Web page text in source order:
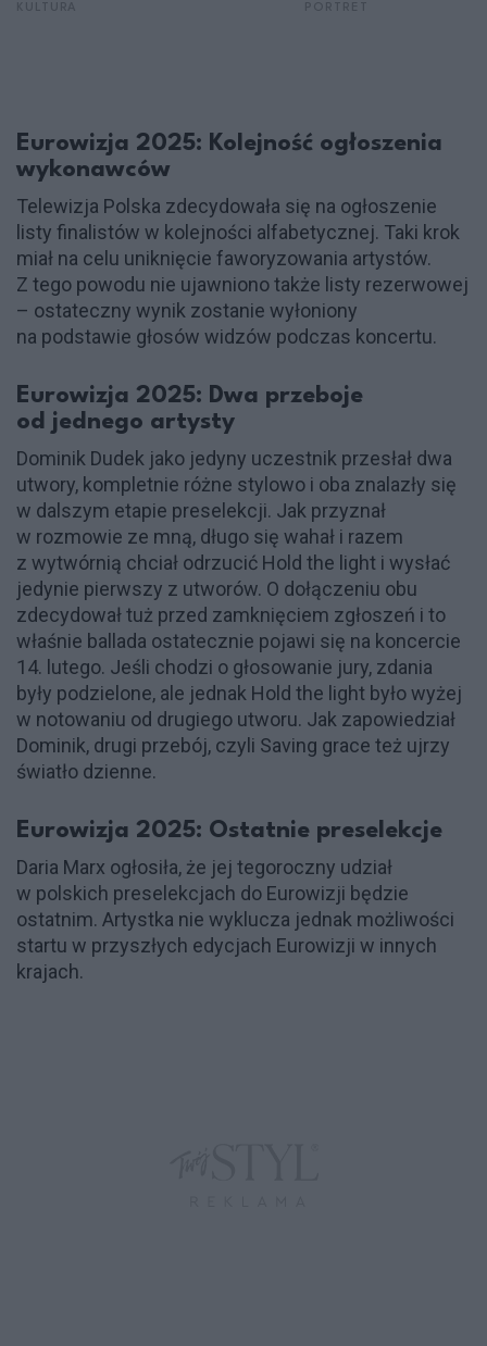
Eurowizja 2025: Kolejność ogłoszenia
wykonawców
Telewizja Polska zdecydowała się na ogłoszenie
listy finalistów w kolejności alfabetycznej. Taki krok
miał na celu uniknięcie faworyzowania artystów.
Z tego powodu nie ujawniono także listy rezerwowej
– ostateczny wynik zostanie wyłoniony
na podstawie głosów widzów podczas koncertu.
Eurowizja 2025: Dwa przeboje
od jednego artysty
Dominik Dudek jako jedyny uczestnik przesłał dwa
utwory, kompletnie różne stylowo i oba znalazły się
w dalszym etapie preselekcji. Jak przyznał
w rozmowie ze mną, długo się wahał i razem
z wytwórnią chciał odrzucić Hold the light i wysłać
jedynie pierwszy z utworów. O dołączeniu obu
zdecydował tuż przed zamknięciem zgłoszeń i to
właśnie ballada ostatecznie pojawi się na koncercie
14. lutego. Jeśli chodzi o głosowanie jury, zdania
były podzielone, ale jednak Hold the light było wyżej
w notowaniu od drugiego utworu. Jak zapowiedział
Dominik, drugi przebój, czyli Saving grace też ujrzy
światło dzienne.
Eurowizja 2025: Ostatnie preselekcje
Daria Marx ogłosiła, że jej tegoroczny udział
w polskich preselekcjach do Eurowizji będzie
ostatnim. Artystka nie wyklucza jednak możliwości
startu w przyszłych edycjach Eurowizji w innych
krajach.